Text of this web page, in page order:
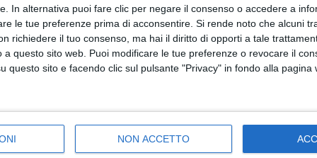
In alternativa puoi fare clic per negare il consenso o accedere a
le tue preferenze prima di acconsentire. Si rende noto che alcuni
richiedere il tuo consenso, ma hai il diritto di opporti a tale
a questo sito web. Puoi modificare le tue preferenze o revocare il
questo sito e facendo clic sul pulsante "Privacy" in fondo alla pagina
NON ACCETTO
l’accesso a tender e giochi d’acqua. La motorizzazione
con opzione 900 cv, consentendo velocità
motori garantiscono stabilità e autonomia per
delegato di Sirena Yachts – di presentare sul
fortunato Sirena 58. Ideale per diportisti esperti in
dimensioni gestibili, si adatta perfettamente a famiglie
di navigazione a lungo raggio senza entrare nel